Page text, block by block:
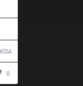
KDA
0